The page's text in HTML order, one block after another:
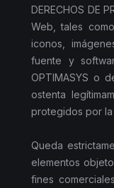
DERECHOS DE
Web, tales
iconos,
fuente y
OPTIMASYS o
ostenta
protegidos por la
Queda
elementos
fines